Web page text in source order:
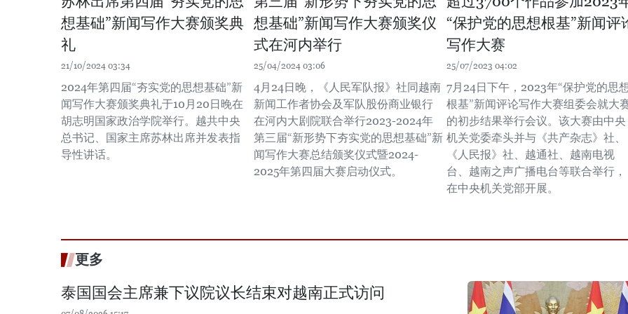
想基础”新闻写作大赛颁奖典
礼
21/10/2024 03:34
2024年第四届“夯实党的思想基础”新
闻写作大赛颁奖典礼于10月20日晚在
胡志明国家政治学院举行。越共中央
总书记、国家主席苏林出席并发表指
导性讲话。
想基础”新闻写作大赛颁奖仪
式在河内举行
25/04/2024 03:06
4月24日晚，《人民军队报》社同越南
新闻工作者协会及军队股份商业银行
在河内大剧院联合举行2023-2024年
第三届“新形势下夯实党的思想基础”新
闻写作大赛总结颁奖仪式暨2024-
2025年第四届大赛启动仪式。
“保护党的思想根基”新闻评
写作大赛
25/07/2023 04:02
7月24日下午，2023年“保护党的思
根基”新闻评论写作大赛组委会就大
的初步结果举行会议。该大赛由中央
机关党委牵头并与《共产杂志》社、
《人民报》社、越通社、越南电视
台、越南之声广播电台等联合举行，
在中央机关党部开展。
更多
泰国国会主席兼下议院议长结束对越南正式访问